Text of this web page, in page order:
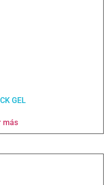
GEL
más